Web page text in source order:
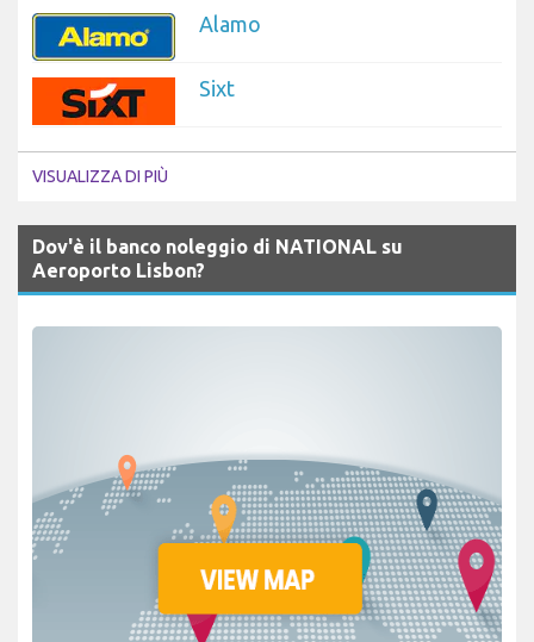
Alamo
Sixt
VISUALIZZA DI PIÙ
Dov'è il banco noleggio di NATIONAL su
Aeroporto Lisbon?